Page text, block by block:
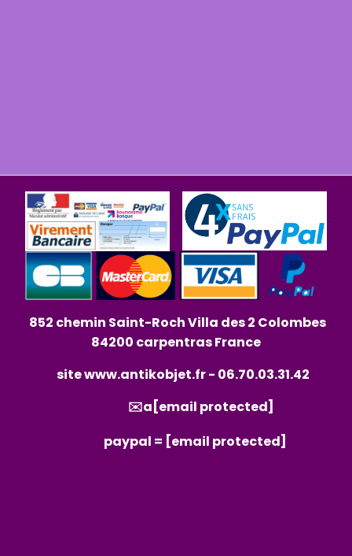
852 chemin Saint-Roch Villa des 2 Colombes
84200 carpentras France
sitewww.antikobjet.fr- 06.70.03.31.42
✉️a [email protected]
paypal = [email protected]